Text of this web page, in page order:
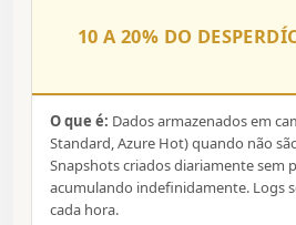
10 A 20% DO
O que é: Dados armazenados em
Standard, Azure Hot) quando não
Snapshots criados diariamente sem
acumulando indefinidamente. Logs
cada hora.